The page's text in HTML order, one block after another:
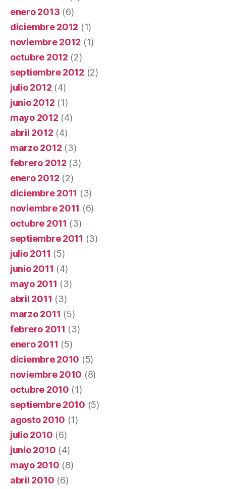
enero 2013 (6)
diciembre 2012 (1)
noviembre 2012 (1)
octubre 2012 (2)
septiembre 2012 (2)
julio 2012 (4)
junio 2012 (1)
mayo 2012 (4)
abril 2012 (4)
marzo 2012 (3)
febrero 2012 (3)
enero 2012 (2)
diciembre 2011 (3)
noviembre 2011 (6)
octubre 2011 (3)
septiembre 2011 (3)
julio 2011 (5)
junio 2011 (4)
mayo 2011 (3)
abril 2011 (3)
marzo 2011 (5)
febrero 2011 (3)
enero 2011 (5)
diciembre 2010 (5)
noviembre 2010 (8)
octubre 2010 (1)
septiembre 2010 (5)
agosto 2010 (1)
julio 2010 (6)
junio 2010 (4)
mayo 2010 (8)
abril 2010 (6)